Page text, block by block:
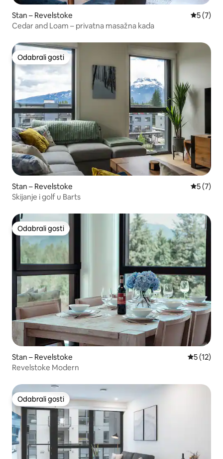
Stan – Revelstoke
5 (7)
Cedar and Loam – privatna masažna kada
Odabrali gosti
Odabrali gosti
Stan – Revelstoke
5 (7)
Skijanje i golf u Barts
Odabrali gosti
Odabrali gosti
Stan – Revelstoke Prosječna
5 (12)
Revelstoke Modern
Odabrali gosti
Odabrali gosti